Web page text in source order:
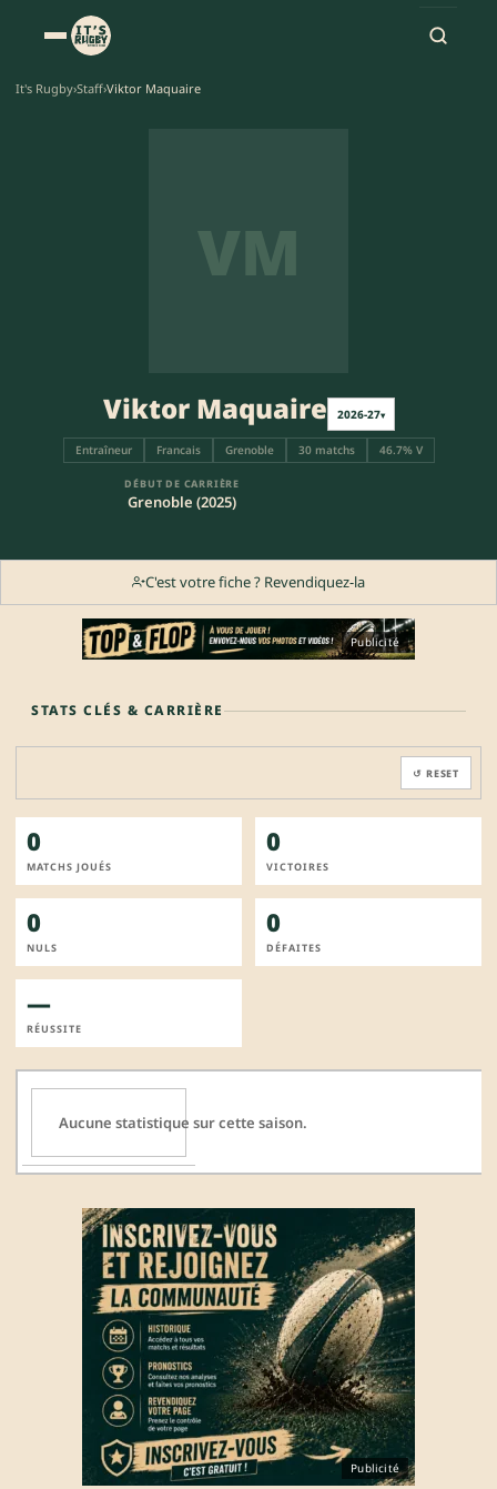
It's Rugby›Staff›Viktor Maquaire
VM
Viktor Maquaire 2026-27▾
Entraîneur Francais Grenoble 30 matchs 46.7% V
DÉBUT DE CARRIÈRE
Grenoble (2025)
C'est votre fiche ? Revendiquez-la
Publicité
STATS CLÉS & CARRIÈRE
↺ RESET
0
MATCHS JOUÉS
0
VICTOIRES
0
NULS
0
DÉFAITES
—
RÉUSSITE
Aucune statistique sur cette saison.
Publicité